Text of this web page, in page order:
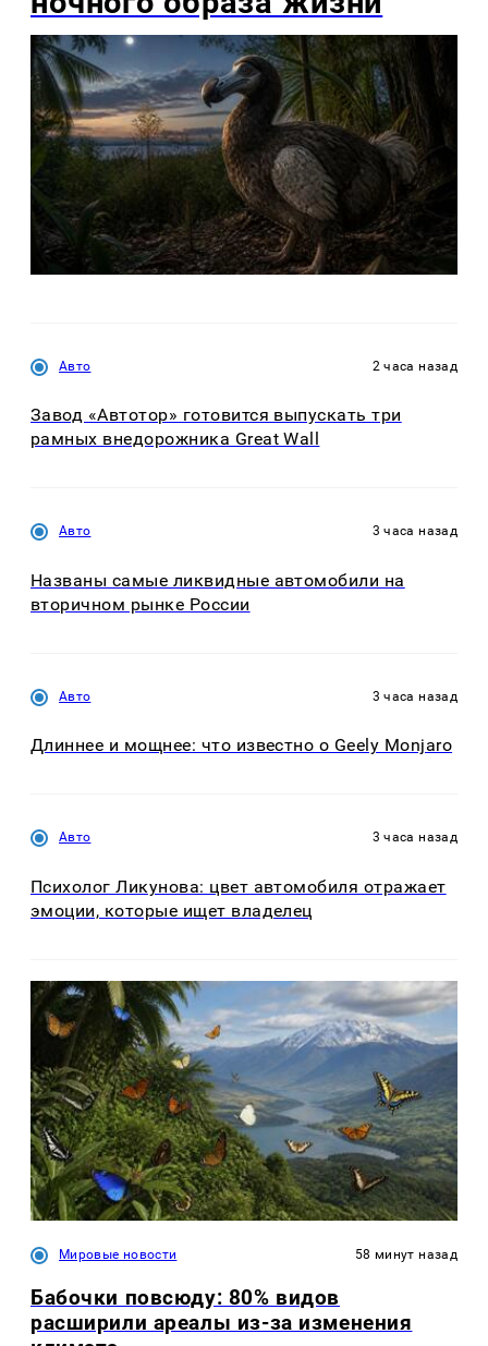
Авто 2 часа назад
Завод «Автотор» готовится выпускать три
рамных внедорожника Great Wall
Авто 3 часа назад
Названы самые ликвидные автомобили на
вторичном рынке России
Авто 3 часа назад
Длиннее и мощнее: что известно о Geely Monjaro
Авто 3 часа назад
Психолог Ликунова: цвет автомобиля отражает
эмоции, которые ищет владелец
Мировые новости 58 минут назад
Бабочки повсюду: 80% видов
расширили ареалы из-за изменения